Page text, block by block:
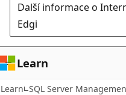
Další informace o
Edgi
Learn
Learn SQL Server